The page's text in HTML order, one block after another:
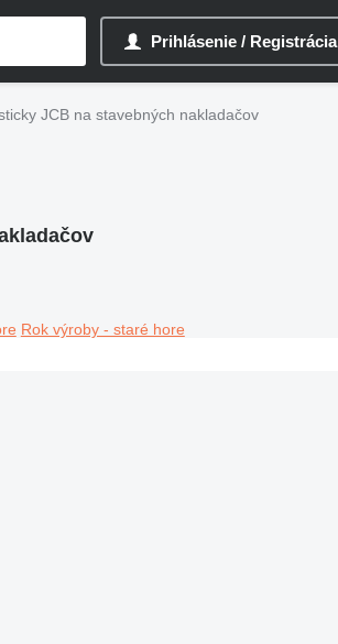
Prihlásenie / Registrácia
JCB na stavebných nakladačov
Rok výroby - staré hore